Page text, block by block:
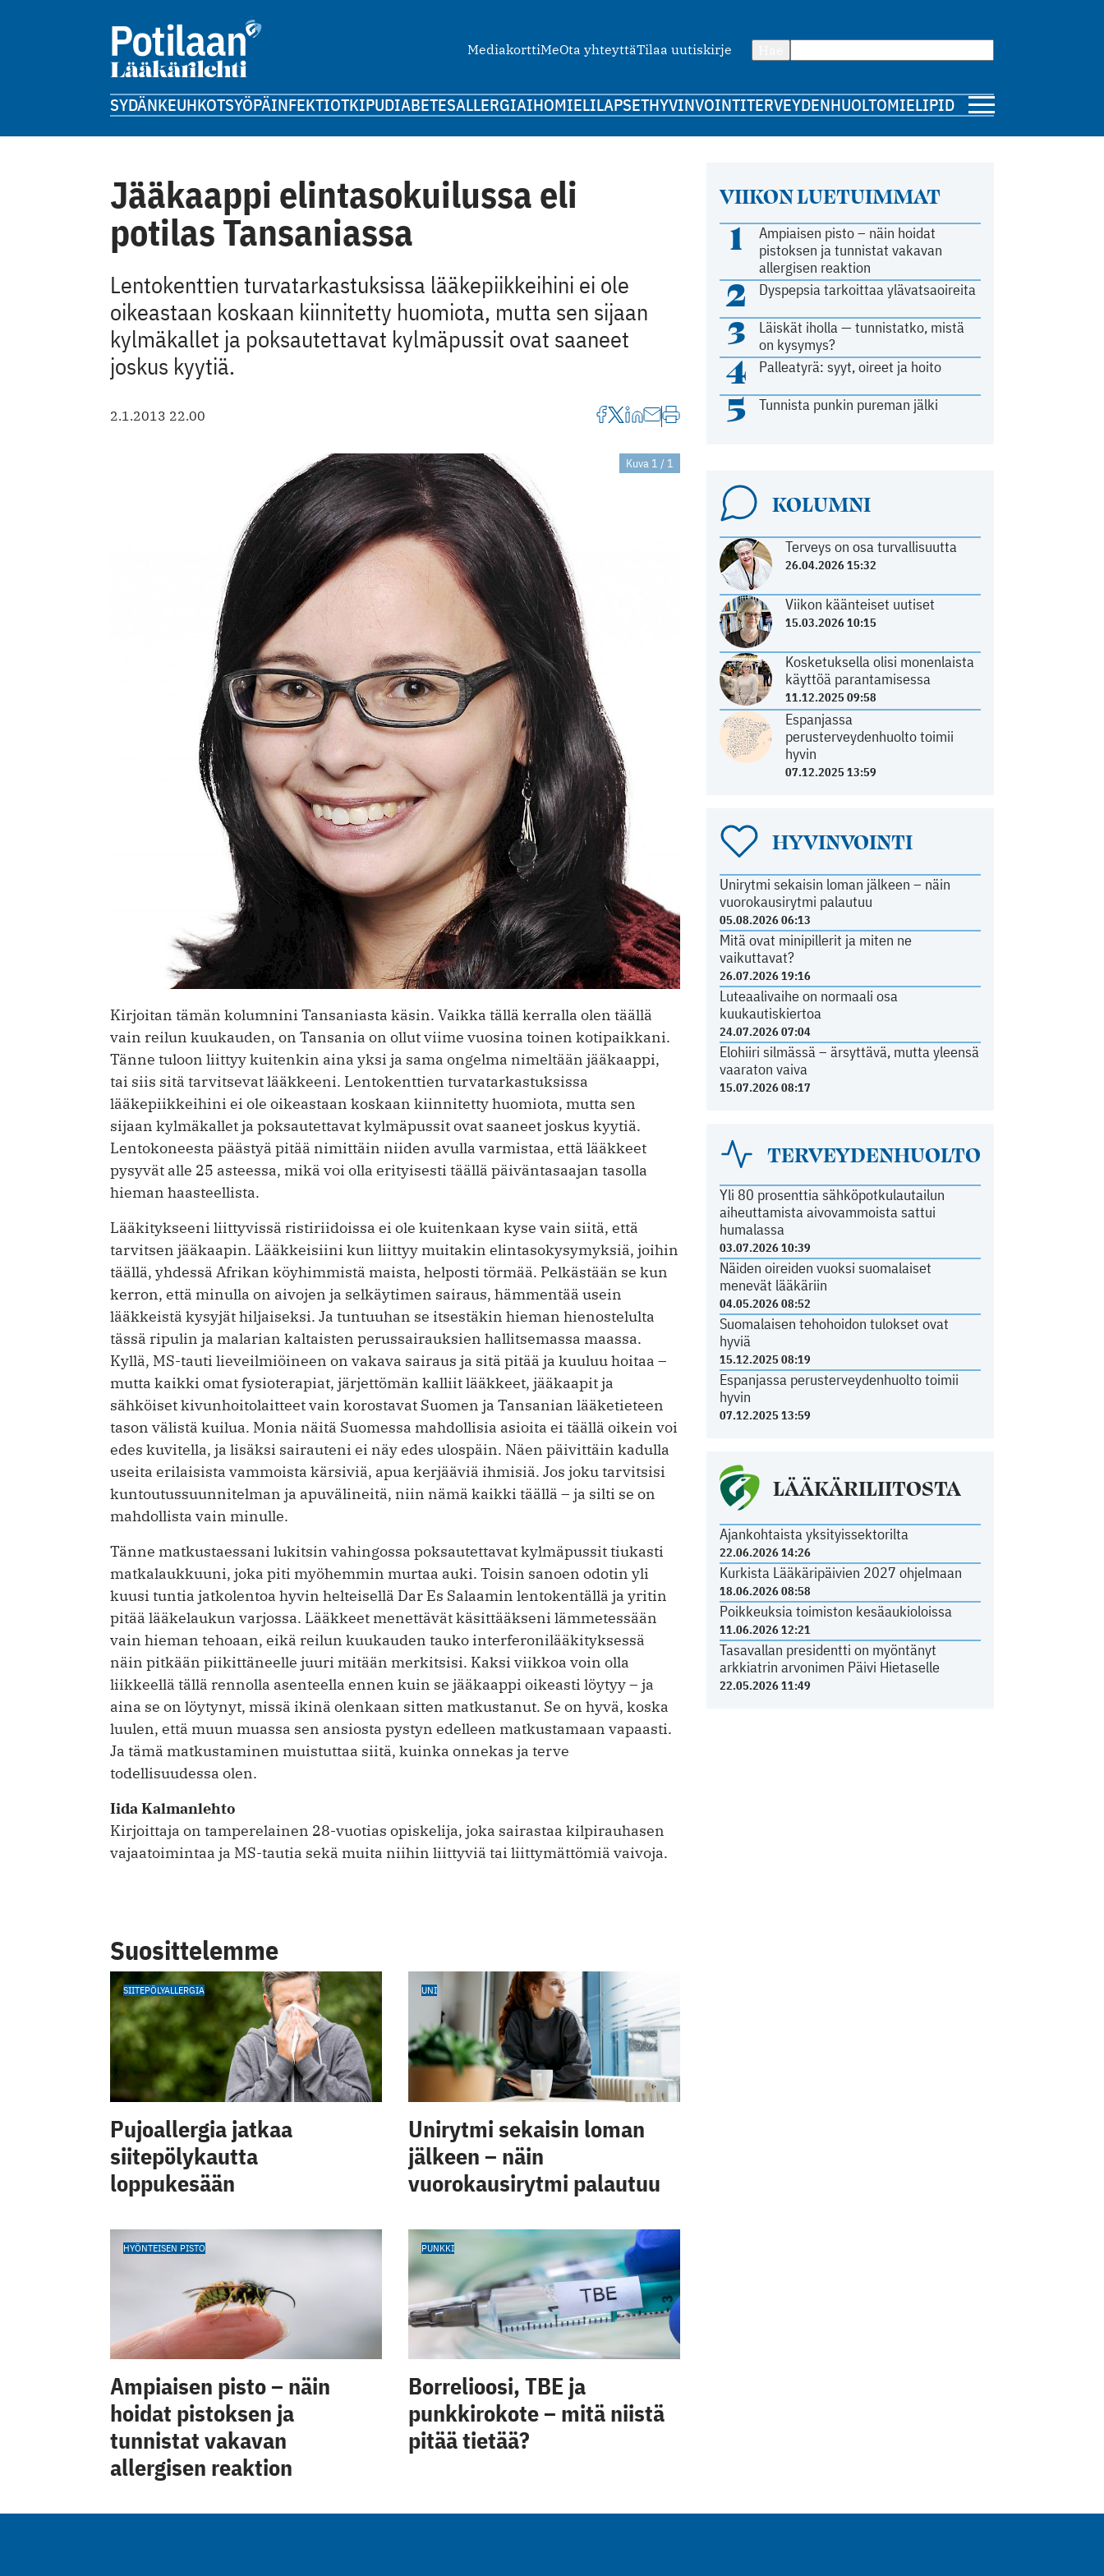
MediakorttiMeOta yhteyttäTilaa uutiskirje
SYDÄNKEUHKOTSYÖPÄINFEKTIOTKIPUDIABETESALLERGIAIHOMIELILAPSETHYVINVOINTITERVEYDENHUOLTOMIELIPIDE
VIIKON LUETUIMMAT
1
Ampiaisen pisto – näin hoidat
pistoksen ja tunnistat vakavan
allergisen reaktion
2 Dyspepsia tarkoittaa ylävatsaoireita
3
Läiskät iholla — tunnistatko, mistä
on kysymys?
4 Palleatyrä: syyt, oireet ja hoito
5 Tunnista punkin pureman jälki
KOLUMNI
Terveys on osa turvallisuutta
26.04.2026 15:32
Viikon käänteiset uutiset
15.03.2026 10:15
Kosketuksella olisi monenlaista
käyttöä parantamisessa
11.12.2025 09:58
Espanjassa
perusterveydenhuolto toimii
hyvin
07.12.2025 13:59
HYVINVOINTI
Unirytmi sekaisin loman jälkeen – näin
vuorokausirytmi palautuu
05.08.2026 06:13
Mitä ovat minipillerit ja miten ne
vaikuttavat?
26.07.2026 19:16
Luteaalivaihe on normaali osa
kuukautiskiertoa
24.07.2026 07:04
Elohiiri silmässä – ärsyttävä, mutta yleensä
vaaraton vaiva
15.07.2026 08:17
TERVEYDENHUOLTO
Yli 80 prosenttia sähköpotkulautailun
aiheuttamista aivovammoista sattui
humalassa
03.07.2026 10:39
Näiden oireiden vuoksi suomalaiset
menevät lääkäriin
04.05.2026 08:52
Suomalaisen tehohoidon tulokset ovat
hyviä
15.12.2025 08:19
Espanjassa perusterveydenhuolto toimii
hyvin
07.12.2025 13:59
LÄÄKÄRILIITOSTA
Ajankohtaista yksityissektorilta
22.06.2026 14:26
Kurkista Lääkäripäivien 2027 ohjelmaan
18.06.2026 08:58
Poikkeuksia toimiston kesäaukioloissa
11.06.2026 12:21
Tasavallan presidentti on myöntänyt
arkkiatrin arvonimen Päivi Hietaselle
22.05.2026 11:49
Jääkaappi elintasokuilussa eli
potilas Tansaniassa
Lentokenttien turvatarkastuksissa lääkepiikkeihini ei ole
oikeastaan koskaan kiinnitetty huomiota, mutta sen sijaan
kylmäkallet ja poksautettavat kylmäpussit ovat saaneet
joskus kyytiä.
2.1.2013 22.00
Kuva 1 / 1
Kirjoitan tämän kolumnini Tansaniasta käsin. Vaikka tällä kerralla olen täällä
vain reilun kuukauden, on Tansania on ollut viime vuosina toinen kotipaikkani.
Tänne tuloon liittyy kuitenkin aina yksi ja sama ongelma nimeltään jääkaappi,
tai siis sitä tarvitsevat lääkkeeni. Lentokenttien turvatarkastuksissa
lääkepiikkeihini ei ole oikeastaan koskaan kiinnitetty huomiota, mutta sen
sijaan kylmäkallet ja poksautettavat kylmäpussit ovat saaneet joskus kyytiä.
Lentokoneesta päästyä pitää nimittäin niiden avulla varmistaa, että lääkkeet
pysyvät alle 25 asteessa, mikä voi olla erityisesti täällä päiväntasaajan tasolla
hieman haasteellista.
Lääkitykseeni liittyvissä ristiriidoissa ei ole kuitenkaan kyse vain siitä, että
tarvitsen jääkaapin. Lääkkeisiini kun liittyy muitakin elintasokysymyksiä, joihin
täällä, yhdessä Afrikan köyhimmistä maista, helposti törmää. Pelkästään se kun
kerron, että minulla on aivojen ja selkäytimen sairaus, hämmentää usein
lääkkeistä kysyjät hiljaiseksi. Ja tuntuuhan se itsestäkin hieman hienostelulta
tässä ripulin ja malarian kaltaisten perussairauksien hallitsemassa maassa.
Kyllä, MS-tauti lieveilmiöineen on vakava sairaus ja sitä pitää ja kuuluu hoitaa –
mutta kaikki omat fysioterapiat, järjettömän kalliit lääkkeet, jääkaapit ja
sähköiset kivunhoitolaitteet vain korostavat Suomen ja Tansanian lääketieteen
tason välistä kuilua. Monia näitä Suomessa mahdollisia asioita ei täällä oikein voi
edes kuvitella, ja lisäksi sairauteni ei näy edes ulospäin. Näen päivittäin kadulla
useita erilaisista vammoista kärsiviä, apua kerjääviä ihmisiä. Jos joku tarvitsisi
kuntoutussuunnitelman ja apuvälineitä, niin nämä kaikki täällä – ja silti se on
mahdollista vain minulle.
Tänne matkustaessani lukitsin vahingossa poksautettavat kylmäpussit tiukasti
matkalaukkuuni, joka piti myöhemmin murtaa auki. Toisin sanoen odotin yli
kuusi tuntia jatkolentoa hyvin helteisellä Dar Es Salaamin lentokentällä ja yritin
pitää lääkelaukun varjossa. Lääkkeet menettävät käsittääkseni lämmetessään
vain hieman tehoaan, eikä reilun kuukauden tauko interferonilääkityksessä
näin pitkään piikittäneelle juuri mitään merkitsisi. Kaksi viikkoa voin olla
liikkeellä tällä rennolla asenteella ennen kuin se jääkaappi oikeasti löytyy – ja
aina se on löytynyt, missä ikinä olenkaan sitten matkustanut. Se on hyvä, koska
luulen, että muun muassa sen ansiosta pystyn edelleen matkustamaan vapaasti.
Ja tämä matkustaminen muistuttaa siitä, kuinka onnekas ja terve
todellisuudessa olen.
Iida Kalmanlehto
Kirjoittaja on tamperelainen 28-vuotias opiskelija, joka sairastaa kilpirauhasen
vajaatoimintaa ja MS-tautia sekä muita niihin liittyviä tai liittymättömiä vaivoja.
Suosittelemme
SIITEPÖLYALLERGIA
Pujoallergia jatkaa
siitepölykautta
loppukesään
UNI
Unirytmi sekaisin loman
jälkeen – näin
vuorokausirytmi palautuu
HYÖNTEISEN PISTO
Ampiaisen pisto – näin
hoidat pistoksen ja
tunnistat vakavan
allergisen reaktion
PUNKKI
Borrelioosi, TBE ja
punkkirokote – mitä niistä
pitää tietää?